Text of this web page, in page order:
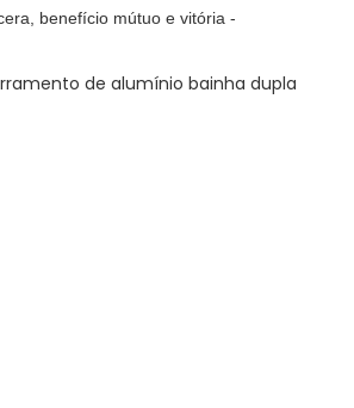
benefício mútuo e vitória -